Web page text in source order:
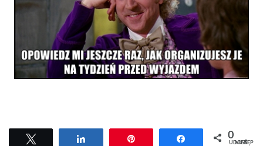
Udostępnij Udostępnij
0
UDOSTĘPNIEŃ